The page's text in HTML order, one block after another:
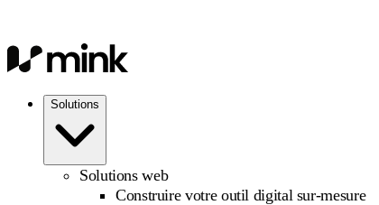
Solutions
Solutions web
Construire votre outil digital sur-mesure